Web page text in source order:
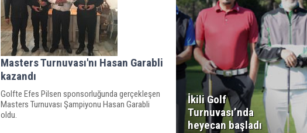
Masters Turnuvası'nı Hasan Garabli
kazandı
Golfte Efes Pilsen sponsorluğunda gerçekleşen
Masters Turnuvası Şampiyonu Hasan Garabli
oldu.
İkili Golf
Turnuvası’nda
heyecan başladı